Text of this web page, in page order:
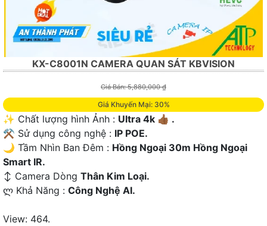
KX-C8001N CAMERA QUAN SÁT KBVISION
Giá Bán: 5,880,000 ₫
Giá Khuyến Mại: 30%
✨ Chất lượng hình Ảnh : Ultra 4k 👍🏾 .
⚒ Sử dụng công nghệ : IP POE.
🌙 Tầm Nhìn Ban Đêm : Hồng Ngoại 30m Hồng Ngoại
Smart IR.
↕️ Camera Dòng Thân Kim Loại.
️ლ Khả Năng : Công Nghệ AI.
View: 464.